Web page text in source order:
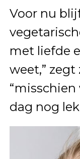
Voor nu
met liefde
weet,”
dag nog